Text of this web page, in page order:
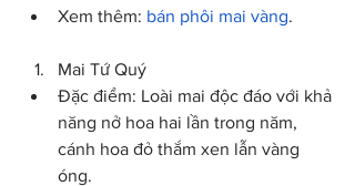
Xem thêm: bán phôi mai vàng.
Mai Tứ Quý
Đặc điểm: Loài mai độc đáo với khả
năng nở hoa hai lần trong năm,
cánh hoa đỏ thắm xen lẫn vàng
óng.